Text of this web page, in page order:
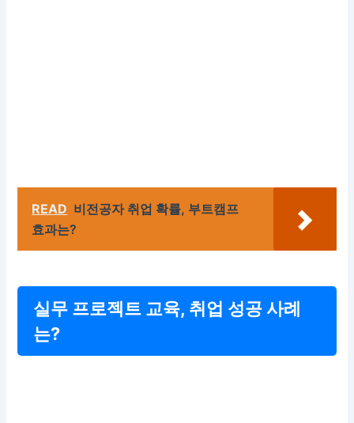
READ 비전공자 취업 확률, 부트캠프
효과는?
실무 프로젝트 교육, 취업 성공 사례
는?